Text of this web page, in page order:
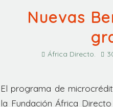
Nuevas
África Directo.
El programa de
la Fundación África